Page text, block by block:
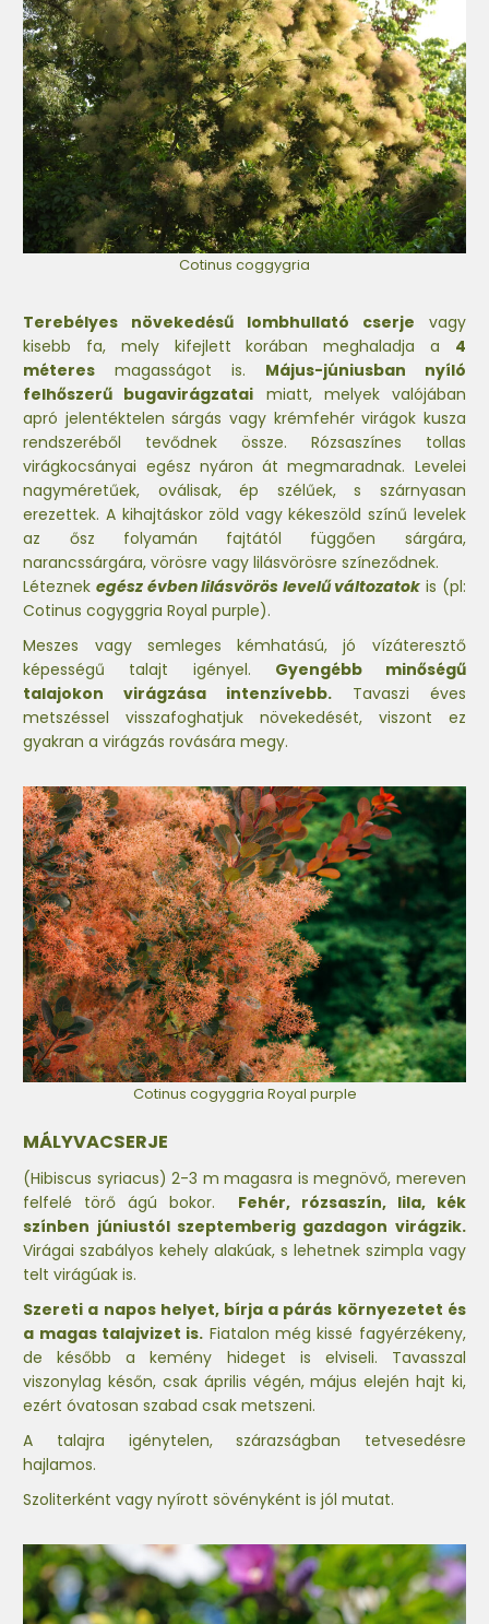
Cotinus coggygria
Terebélyes növekedésű lombhullató cserje vagy
kisebb fa, mely kifejlett korában meghaladja a 4
méteres magasságot is. Május-júniusban nyíló
felhőszerű bugavirágzatai miatt, melyek valójában
apró jelentéktelen sárgás vagy krémfehér virágok kusza
rendszeréből tevődnek össze. Rózsaszínes tollas
virágkocsányai egész nyáron át megmaradnak. Levelei
nagyméretűek, oválisak, ép szélűek, s szárnyasan
erezettek. A kihajtáskor zöld vagy kékeszöld színű levelek
az ősz folyamán fajtától függően sárgára,
narancssárgára, vörösre vagy lilásvörösre színeződnek.
Léteznek egész évben lilásvörös levelű változatok is (pl:
Cotinus cogyggria Royal purple).
Meszes vagy semleges kémhatású, jó vízáteresztő
képességű talajt igényel. Gyengébb minőségű
talajokon virágzása intenzívebb. Tavaszi éves
metszéssel visszafoghatjuk növekedését, viszont ez
gyakran a virágzás rovására megy.
Cotinus cogyggria Royal purple
MÁLYVACSERJE
(Hibiscus syriacus) 2-3 m magasra is megnövő, mereven
felfelé törő ágú bokor. Fehér, rózsaszín, lila, kék
színben júniustól szeptemberig gazdagon virágzik.
Virágai szabályos kehely alakúak, s lehetnek szimpla vagy
telt virágúak is.
Szereti a napos helyet, bírja a párás környezetet és
a magas talajvizet is. Fiatalon még kissé fagyérzékeny,
de később a kemény hideget is elviseli. Tavasszal
viszonylag későn, csak április végén, május elején hajt ki,
ezért óvatosan szabad csak metszeni.
A talajra igénytelen, szárazságban tetvesedésre
hajlamos.
Szoliterként vagy nyírott sövényként is jól mutat.